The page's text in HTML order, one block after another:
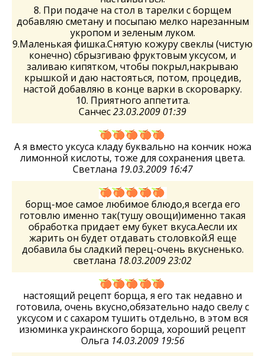
8. При подаче на стол в тарелки с борщем
добавляю сметану и посыпаю мелко нарезанным
укропом и зеленым луком.
9.Маленькая фишка.Снятую кожуру свеклы (чистую
конечно) сбрызгиваю фруктовым уксусом, и
заливаю кипятком, чтобы покрыл,накрываю
крышкой и даю настояться, потом, процедив,
настой добавляю в конце варки в скороварку.
10. Приятного аппетита.
Санчес23.03.2009 01:39
А я вместо уксуса кладу буквально на кончик ножа
лимонной кислоты, тоже для сохранения цвета.
Светлана 19.03.2009 16:47
борщ-мое самое любимое блюдо,я всегда его
готовлю именно так(тушу овощи)именно такая
обработка придает ему букет вкуса.Аесли их
жарить он будет отдавать столовкой.Я еще
добавила бы сладкий перец-очень вкусненько.
светлана 18.03.2009 23:02
настоящий рецепт борща, я его так недавно и
готовила, очень вкусно,обязательно надо свелу с
уксусом и с сахаром тушить отдельно, в этом вся
изюминка украинского борща, хороший рецепт
Ольга 14.03.2009 19:56